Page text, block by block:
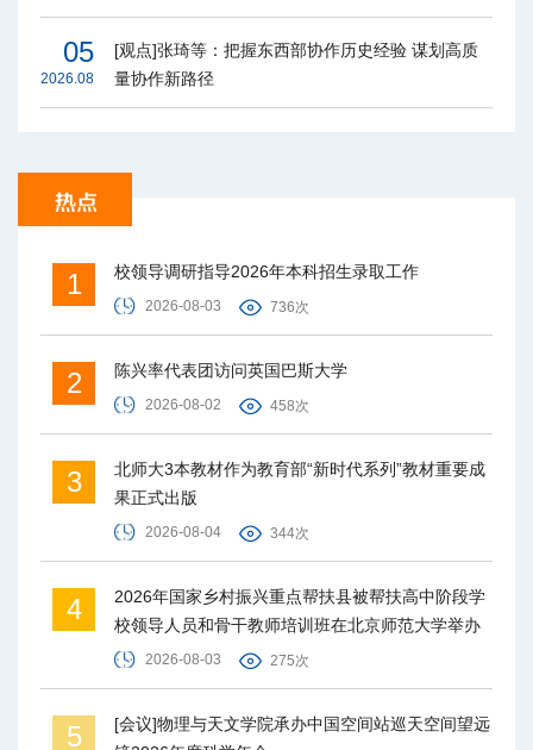
05
2026.08
[观点]张琦等：把握东西部协作历史经验 谋划高质
量协作新路径
1 校领导调研指导2026年本科招生录取工作
2026-08-03 736次
2 陈兴率代表团访问英国巴斯大学
2026-08-02 458次
3
北师大3本教材作为教育部“新时代系列”教材重要成
果正式出版
2026-08-04 344次
4
2026年国家乡村振兴重点帮扶县被帮扶高中阶段学
校领导人员和骨干教师培训班在北京师范大学举办
2026-08-03 275次
5
[会议]物理与天文学院承办中国空间站巡天空间望远